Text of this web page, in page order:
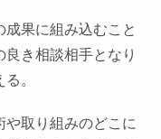
果に組み込むこと
き相談相手となり
。
や取り組みのどこに